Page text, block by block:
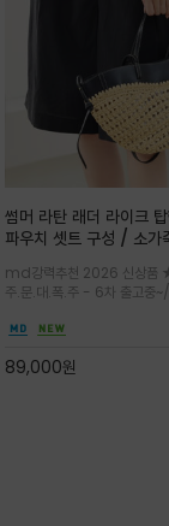
썸머 라탄 래더 라이크
파우치 셋트 구성 / 소가
라이크 배색이 조화롭게 어
들 숄더백
md강력추천 2026 신상품
주.문.대.폭.주 - 6차 출고중
만들며 부드러운 곡선의 바스
양한 연출이
89,000원